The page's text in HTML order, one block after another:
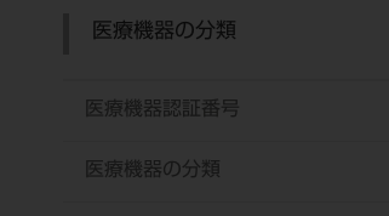
医療機器の分類
医療機器認証番号
医療機器の分類